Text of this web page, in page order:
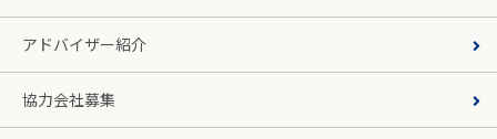
アドバイザー紹介
協力会社募集